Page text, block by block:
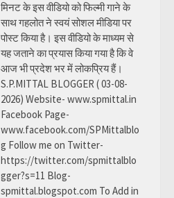
मिनट के इस वीडियो को फिल्मी गाने के
साथ गहलोत ने स्वयं सोशल मीडिया पर
पोस्ट किया है। इस वीडियो के माध्यम से
यह जताने का प्रयास किया गया है कि वे
आज भी प्रदेश भर में लोकप्रिय हैं।
S.P.MITTAL BLOGGER ( 03-08-
2026) Website- www.spmittal.in
Facebook Page-
www.facebook.com/SPMittalblo
g Follow me on Twitter-
https://twitter.com/spmittalblo
gger?s=11 Blog-
spmittal.blogspot.com To Add in